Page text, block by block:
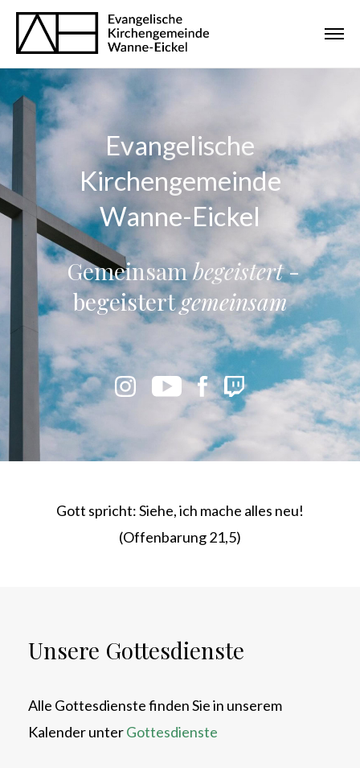
Evangelische
Kirchengemeinde
Wanne-Eickel
Gemeinsambegeistert-
begeistertgemeinsam
Gott spricht: Siehe, ich mache alles neu!
(Offenbarung 21,5)
Unsere Gottesdienste
Alle Gottesdienste finden Sie in unserem
Kalender unterGottesdienste